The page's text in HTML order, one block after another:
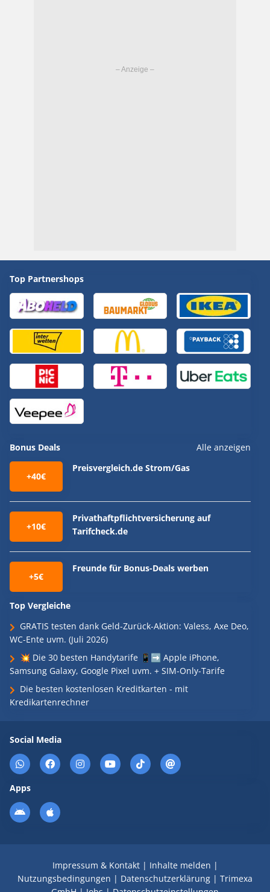
Top Partnershops
Bonus Deals Alle anzeigen
+40€
Preisvergleich.de Strom/Gas
+10€
Privathaftpflichtversicherung auf
Tarifcheck.de
+5€
Freunde für Bonus-Deals werben
Top Vergleiche
GRATIS testen dank Geld-Zurück-Aktion: Valess, Axe Deo,
WC-Ente uvm. (Juli 2026)
💥 Die 30 besten Handytarife 📱➡️ Apple iPhone,
Samsung Galaxy, Google Pixel uvm. + SIM-Only-Tarife
Die besten kostenlosen Kreditkarten - mit
Kredikartenrechner
Social Media
Apps
Impressum & Kontakt| Inhalte melden |
Nutzungsbedingungen | Datenschutzerklärung | Trimexa